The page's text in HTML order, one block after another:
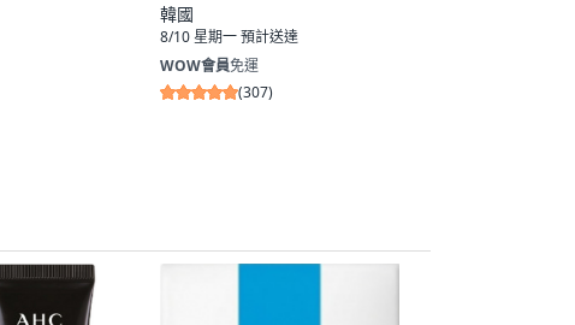
韓國
8/10 星期一預計送達
WOW會員免運
(307)